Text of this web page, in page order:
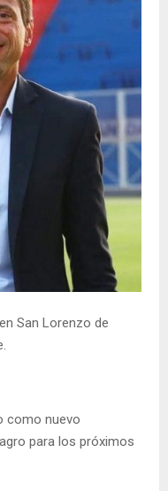
San Lorenzo de
como nuevo
para los próximos